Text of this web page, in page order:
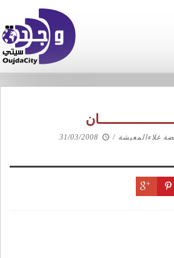
غلاءالمعيشة /
31/03/2008